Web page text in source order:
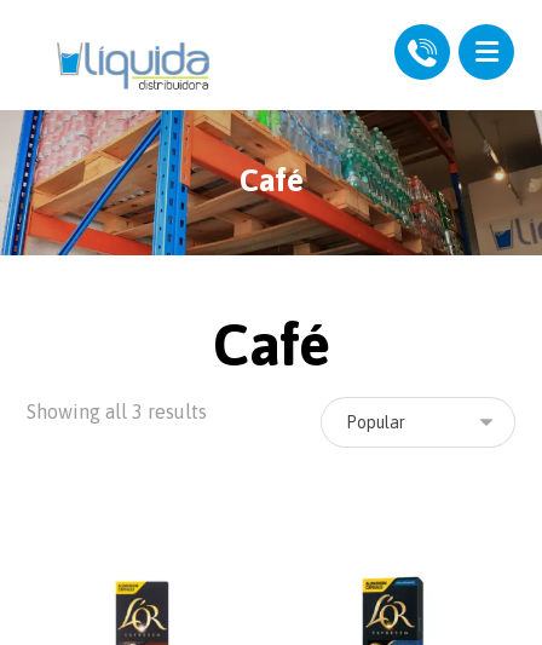
Café
Café
Showing all 3 results